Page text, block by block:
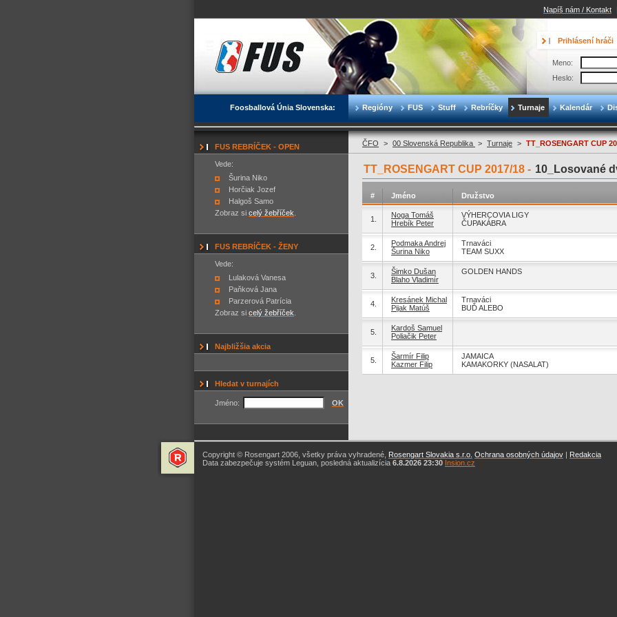
Napíš nám / Kontakt
Foosballová Únia Slovenska: Regióny FUS Stuff Rebríčky Turnaje Kalendár
Prihlásení hráči
Meno:
Heslo:
FUS REBRÍČEK - OPEN
Vede:
Šurina Niko
Horčiak Jozef
Halgoš Samo
Zobraz si celý žebříček
FUS REBRÍČEK - ŽENY
Vede:
Lulaková Vanesa
Paňková Jana
Parzerová Patrícia
Zobraz si celý žebříček
Najbližšia akcia
Hledat v turnajích
Jméno: OK
ČFO > 00 Slovenská Republika > Turnaje > TT_ROSENGART CUP
TT_ROSENGART CUP 2017/18 - 10_Losované
# Jméno Družstvo
1.
Noga Tomáš
Hrebík Peter
VÝHERCOVIA LIGY
ČUPAKÁBRA
2.
Podmaka Andrej
Šurina Niko
Trnaváci
TEAM SUXX
3.
Šimko Dušan
Blaho Vladimír
GOLDEN HANDS
4.
Kresánek Michal
Pijak Matúš
Trnaváci
BUĎ ALEBO
5.
Kardoš Samuel
Poliačik Peter
5.
Šarmír Filip
Kazmer Filip
JAMAICA
KAMAKORKY (NASALAT)
Copyright © Rosengart 2006, všetky práva vyhradené, Rosengart Slovakia s.r.o. Ochrana osobných údajov | Redakcia
Data zabezpečuje systém Leguan, posledná aktualizícia 6.8.2026 23:30 Insion.cz